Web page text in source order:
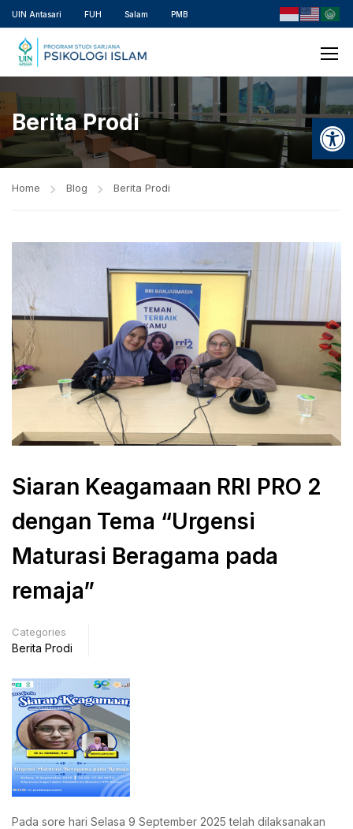
UIN Antasari FUH Salam PMB
Berita Prodi
Home Blog Berita Prodi
Siaran Keagamaan RRI PRO 2
dengan Tema “Urgensi
Maturasi Beragama pada
remaja”
Categories
Berita Prodi
Pada sore hari Selasa 9 September 2025 telah dilaksanakan